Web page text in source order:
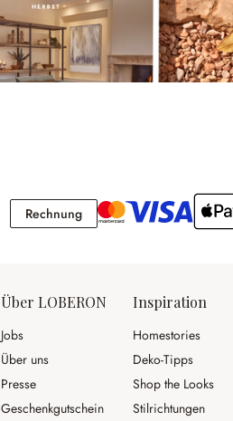
RechnungRechnung
Über LOBERON
Jobs
Über uns
Presse
Geschenkgutschein
Inspiration
Homestories
Deko-Tipps
Shop the Looks
Stilrichtungen